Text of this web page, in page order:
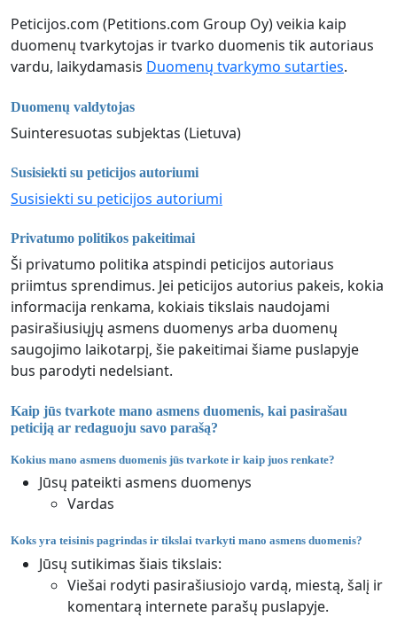
Peticijos.com (Petitions.com Group Oy) veikia kaip
duomenų tvarkytojas ir tvarko duomenis tik autoriaus
vardu, laikydamasis Duomenų tvarkymo sutarties.
Duomenų valdytojas
Suinteresuotas subjektas (Lietuva)
Susisiekti su peticijos autoriumi
Susisiekti su peticijos autoriumi
Privatumo politikos pakeitimai
Ši privatumo politika atspindi peticijos autoriaus
priimtus sprendimus. Jei peticijos autorius pakeis, kokia
informacija renkama, kokiais tikslais naudojami
pasirašiusiųjų asmens duomenys arba duomenų
saugojimo laikotarpį, šie pakeitimai šiame puslapyje
bus parodyti nedelsiant.
Kaip jūs tvarkote mano asmens duomenis, kai pasirašau
peticiją ar redaguoju savo parašą?
Kokius mano asmens duomenis jūs tvarkote ir kaip juos renkate?
Jūsų pateikti asmens duomenys
Vardas
Koks yra teisinis pagrindas ir tikslai tvarkyti mano asmens duomenis?
Jūsų sutikimas šiais tikslais:
Viešai rodyti pasirašiusiojo vardą, miestą, šalį ir
komentarą internete parašų puslapyje.